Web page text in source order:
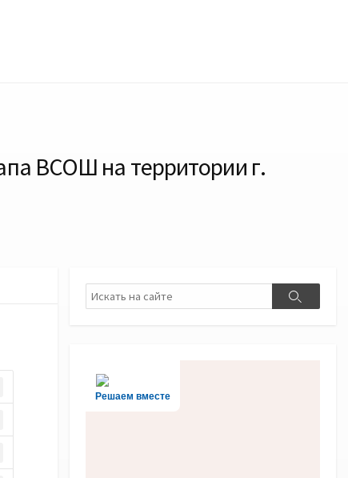
ВСОШ на территории г.
Поиск
Поиск
Решаем вместе